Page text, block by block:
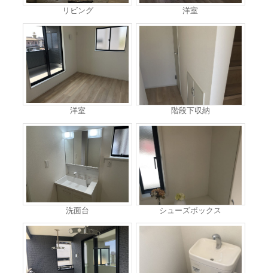
リビング 洋室
洋室 階段下収納
洗面台 シューズボックス